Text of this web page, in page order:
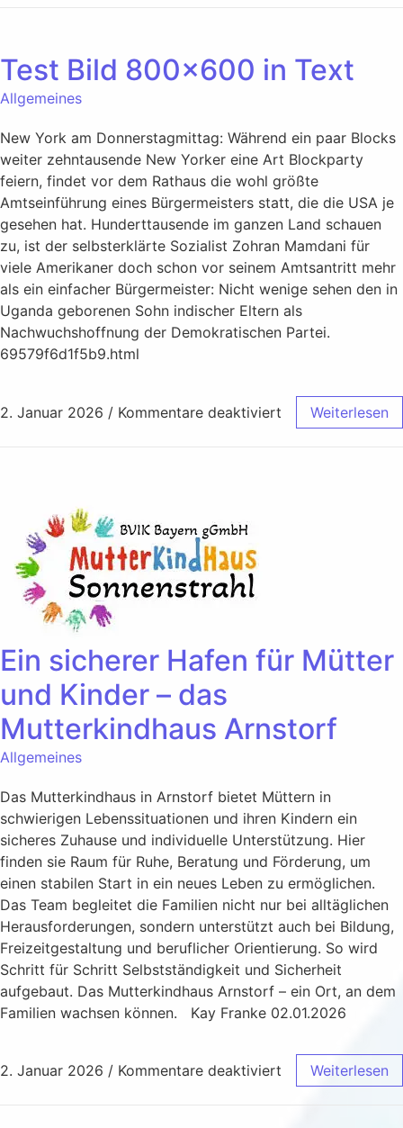
Test Bild 800×600 in Text
Allgemeines
New York am Donnerstagmittag: Während ein paar Blocks
weiter zehntausende New Yorker eine Art Blockparty
feiern, findet vor dem Rathaus die wohl größte
Amtseinführung eines Bürgermeisters statt, die die USA je
gesehen hat. Hunderttausende im ganzen Land schauen
zu, ist der selbsterklärte Sozialist Zohran Mamdani für
viele Amerikaner doch schon vor seinem Amtsantritt mehr
als ein einfacher Bürgermeister: Nicht wenige sehen den in
Uganda geborenen Sohn indischer Eltern als
Nachwuchshoffnung der Demokratischen Partei.
69579f6d1f5b9.html
2. Januar 2026 / Kommentare deaktiviert Weiterlesen
Ein sicherer Hafen für Mütter
und Kinder – das
Mutterkindhaus Arnstorf
Allgemeines
Das Mutterkindhaus in Arnstorf bietet Müttern in
schwierigen Lebenssituationen und ihren Kindern ein
sicheres Zuhause und individuelle Unterstützung. Hier
finden sie Raum für Ruhe, Beratung und Förderung, um
einen stabilen Start in ein neues Leben zu ermöglichen.
Das Team begleitet die Familien nicht nur bei alltäglichen
Herausforderungen, sondern unterstützt auch bei Bildung,
Freizeitgestaltung und beruflicher Orientierung. So wird
Schritt für Schritt Selbstständigkeit und Sicherheit
aufgebaut. Das Mutterkindhaus Arnstorf – ein Ort, an dem
Familien wachsen können. Kay Franke 02.01.2026
2. Januar 2026 / Kommentare deaktiviert Weiterlesen